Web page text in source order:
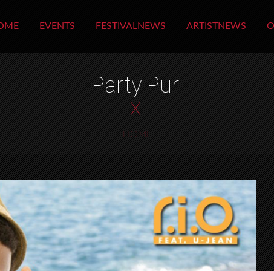
EVENTS FESTIVALNEWS ARTISTNEWS
Party Pur
X
HOME